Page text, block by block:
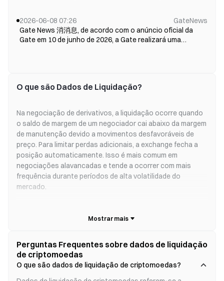
cenários de pagamento. A previsão é que o volume mensal
de transações de mercado alcanc...
2026-06-08 07:26
GateNews
Gate News 消消息, de acordo com o anúncio oficial da
Gate em 10 de junho de 2026, a Gate realizará uma
O que são Dados de Liquidação?
Na negociação de derivativos, a liquidação ocorre quando
o saldo de margem de um negociador cai abaixo da margem
de manutenção devido a movimentos desfavoráveis ​​de
preço. Para limitar perdas adicionais, a exchange fecha a
posição automaticamente. Isso é mais comum em
negociações alavancadas e tende a ocorrer com mais
frequência durante períodos de alta volatilidade do
mercado.
sentimento extremo no mercado — euforia ou pânico.
Quando muitos negociadores estão posicionados em um
lado com alta alavancagem, um movimento repentino
contra eles pode desencadear uma cascata de liquidações
Perguntas Frequentes sobre dados de liquidação
de criptomoedas
O que são dados de liquidação de criptomoedas?